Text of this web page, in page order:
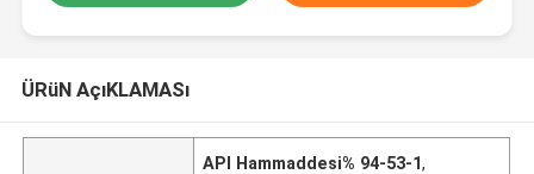
ÜRüN AçıKLAMASı
API Hammaddesi% 94-53-1,